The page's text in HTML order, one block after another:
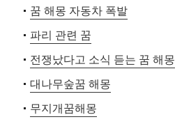
꿈 해몽 자동차 폭발
파리 관련 꿈
전쟁났다고 소식 듣는 꿈 해몽
대나무숲꿈 해몽
무지개꿈해몽